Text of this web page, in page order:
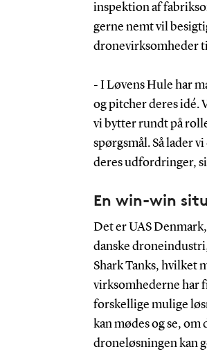
inspektion af
gerne nemt vil
dronevirksomheder
- I Løvens Hule har
og pitcher deres idé.
vi bytter rundt på
spørgsmål. Så lader
deres udfordringer,
En win-win
Det er UAS
danske
Shark Tanks, hvilket
virksomhederne har
forskellige mulige
kan mødes og se,
droneløsningen kan